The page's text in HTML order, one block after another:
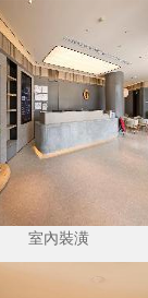
室內裝潢